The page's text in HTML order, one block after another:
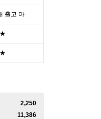
출고 마…
★
★
2,250
11,386